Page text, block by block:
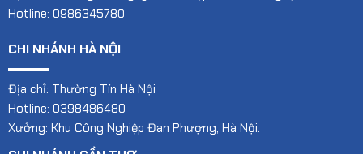
Hotline: 0986345780
CHI NHÁNH HÀ NỘI
Địa chỉ: Thường Tín Hà Nội
Hotline: 0398486480
Xưởng: Khu Công Nghiệp Đan Phượng, Hà Nội.